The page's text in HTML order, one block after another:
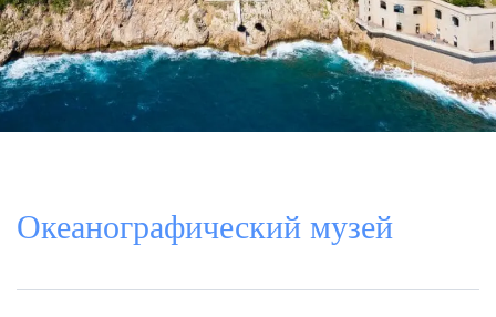
Океанографический музей